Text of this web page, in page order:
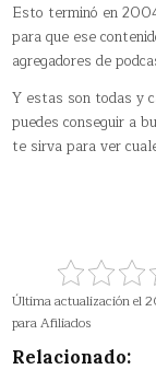
Esto terminó en
para que ese
agregadores de
Y estas son todas y
puedes conseguir a
te sirva para ver
Última actualización el
para Afiliados
Relacionado: